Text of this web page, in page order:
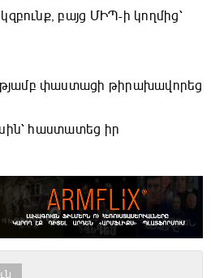
բայց ՄԻՊ-ի կողմից՝
փաստացի թիրախավորեց
հաստատեց իր